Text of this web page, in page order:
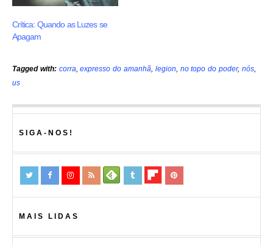
Crítica: Quando as Luzes se
Apagam
Tagged with: corra,expresso do amanhã, legion, no topo do poder, nós,
us
SIGA-NOS!
MAIS LIDAS